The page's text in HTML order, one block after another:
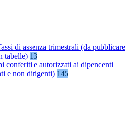
di assenza trimestrali (da pubblicare
tabelle) 13
conferiti e autorizzati ai dipendenti
e non dirigenti) 145